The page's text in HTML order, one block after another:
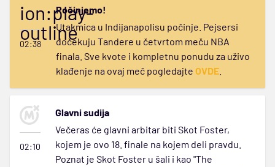
ion:play-
outline
02:38
Počinjemo!
Utakmica u Indijanapolisu počinje. Pejsersi
dočekuju Tandere u četvrtom meču NBA
finala. Sve kvote i kompletnu ponudu za uživo
klađenje na ovaj meč pogledajte OVDE
02:10
Glavni sudija
Večeras će glavni arbitar biti Skot Foster,
kojem je ovo 18. finale na kojem deli pravdu.
Poznat je Skot Foster u šali i kao "The